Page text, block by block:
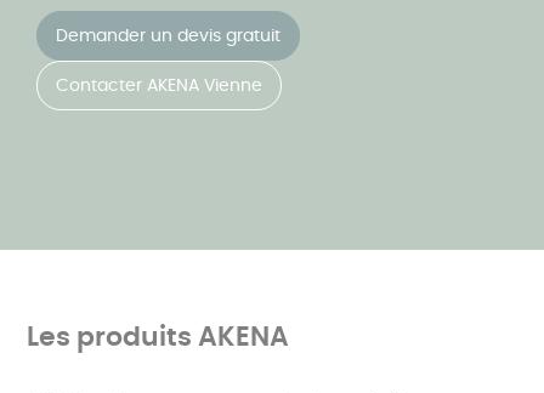
Demander un devis gratuit
Contacter AKENA Vienne
Les produits AKENA